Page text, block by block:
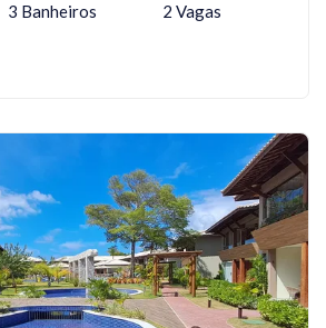
3 Banheiros 2 Vagas